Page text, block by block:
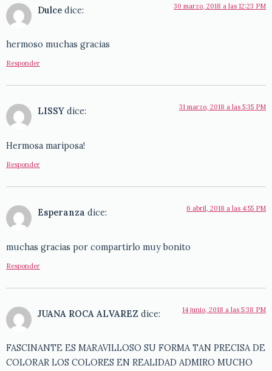
Dulce dice: 30 marzo, 2018 a las 12:23 PM
hermoso muchas gracias
Responder
LISSY dice: 31 marzo, 2018 a las 5:35 PM
Hermosa mariposa!
Responder
Esperanza dice: 6 abril, 2018 a las 4:55 PM
muchas gracias por compartirlo muy bonito
Responder
JUANA ROCA ALVAREZ dice: 14 junio, 2018 a las 5:38 PM
FASCINANTE ES MARAVILLOSO SU FORMA TAN PRECISA DE
COLORAR LOS COLORES EN REALIDAD ADMIRO MUCHO